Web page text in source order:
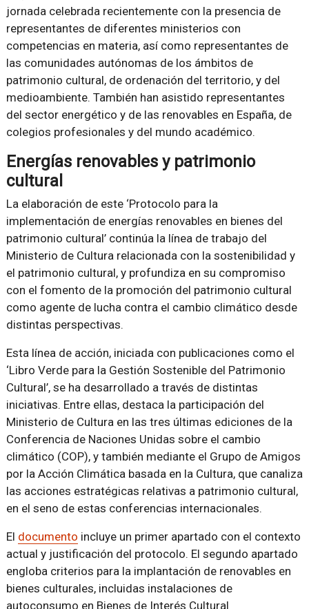
jornada celebrada recientemente con la presencia de
representantes de diferentes ministerios con
competencias en materia, así como representantes de
las comunidades autónomas de los ámbitos de
patrimonio cultural, de ordenación del territorio, y del
medioambiente. También han asistido representantes
del sector energético y de las renovables en España, de
colegios profesionales y del mundo académico.
Energías renovables y patrimonio
cultural
La elaboración de este ‘Protocolo para la
implementación de energías renovables en bienes del
patrimonio cultural’ continúa la línea de trabajo del
Ministerio de Cultura relacionada con la sostenibilidad y
el patrimonio cultural, y profundiza en su compromiso
con el fomento de la promoción del patrimonio cultural
como agente de lucha contra el cambio climático desde
distintas perspectivas.
Esta línea de acción, iniciada con publicaciones como el
‘Libro Verde para la Gestión Sostenible del Patrimonio
Cultural’, se ha desarrollado a través de distintas
iniciativas. Entre ellas, destaca la participación del
Ministerio de Cultura en las tres últimas ediciones de la
Conferencia de Naciones Unidas sobre el cambio
climático (COP), y también mediante el Grupo de Amigos
por la Acción Climática basada en la Cultura, que canaliza
las acciones estratégicas relativas a patrimonio cultural,
en el seno de estas conferencias internacionales.
El documento incluye un primer apartado con el contexto
actual y justificación del protocolo. El segundo apartado
engloba criterios para la implantación de renovables en
bienes culturales, incluidas instalaciones de
autoconsumo en Bienes de Interés Cultural